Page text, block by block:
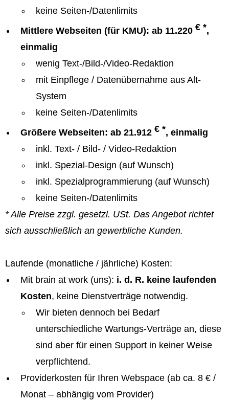
keine Seiten-/Datenlimits
Mittlere Webseiten (für KMU): ab 11.220 € *,
einmalig
wenig Text-/Bild-/Video-Redaktion
mit Einpflege / Datenübernahme aus Alt-
System
keine Seiten-/Datenlimits
Größere Webseiten: ab 21.912 € *, einmalig
inkl. Text- / Bild- / Video-Redaktion
inkl. Spezial-Design (auf Wunsch)
inkl. Spezialprogrammierung (auf Wunsch)
keine Seiten-/Datenlimits
* Alle Preise zzgl. gesetzl. USt. Das Angebot richtet
sich ausschließlich an gewerbliche Kunden.
Laufende (monatliche / jährliche) Kosten:
Mit brain at work (uns): i. d. R. keine laufenden
Kosten, keine Dienstverträge notwendig.
Wir bieten dennoch bei Bedarf
unterschiedliche Wartungs-Verträge an, diese
sind aber für einen Support in keiner Weise
verpflichtend.
Providerkosten für Ihren Webspace (ab ca. 8 € /
Monat – abhängig vom Provider)